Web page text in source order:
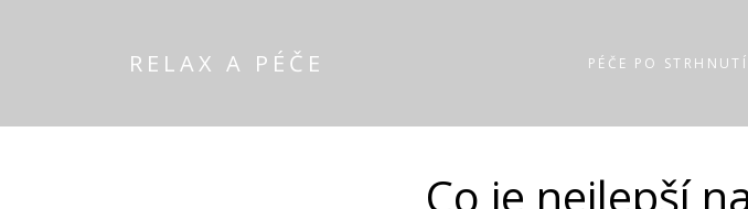
RELAX A PÉČE PÉČE PO STRHNUTÍ
Co je nejlepší